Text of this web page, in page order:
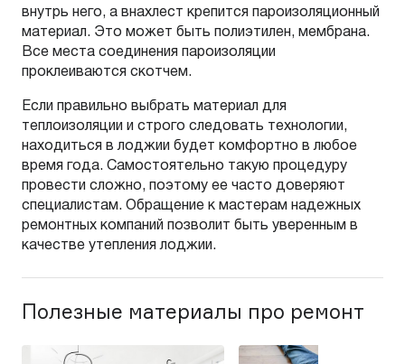
внутрь него, а внахлест крепится пароизоляционный
материал. Это может быть полиэтилен, мембрана.
Все места соединения пароизоляции
проклеиваются скотчем.
Если правильно выбрать материал для
теплоизоляции и строго следовать технологии,
находиться в лоджии будет комфортно в любое
время года. Самостоятельно такую процедуру
провести сложно, поэтому ее часто доверяют
специалистам. Обращение к мастерам надежных
ремонтных компаний позволит быть уверенным в
качестве утепления лоджии.
Полезные материалы про ремонт